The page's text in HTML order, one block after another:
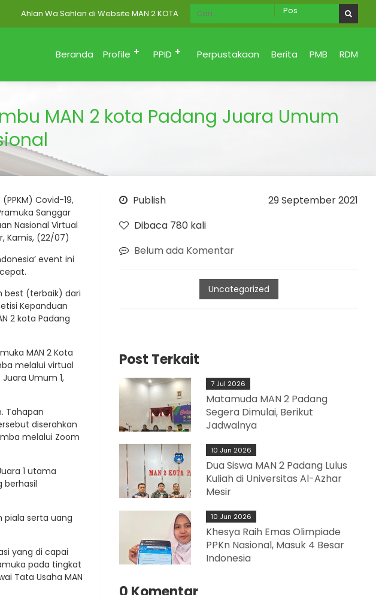
Ahlan Wa Sahlan di Website MAN 2 KOTA PADANG Menuju Zona Integritas (Bersih dari korupsi,
Beranda Profile PPID Perpustakaan Berita PMB RDM
MAN 2 kota Padang Juara Umum
Covid-19,
Sanggar
Nasional Virtual
Kamis, (22/07)
event ini
best (terbaik) dari
Kepanduan
2 kota Padang
MAN 2 Kota
melalui virtual
Umum 1,
Tahapan
diserahkan
melalui Zoom
1 utama
berhasil
piala serta uang
yang di capai
pada tingkat
Tata Usaha MAN
Publish
29 September 2021
Dibaca 780 kali
Belum ada Komentar
Uncategorized
Post Terkait
7 Jul 2026
Matamuda MAN 2 Padang
Segera Dimulai, Berikut
Jadwalnya
10 Jun 2026
Dua Siswa MAN 2 Padang Lulus
Kuliah di Universitas Al-Azhar
Mesir
10 Jun 2026
Khesya Raih Emas Olimpiade
PPKn Nasional, Masuk 4 Besar
Indonesia